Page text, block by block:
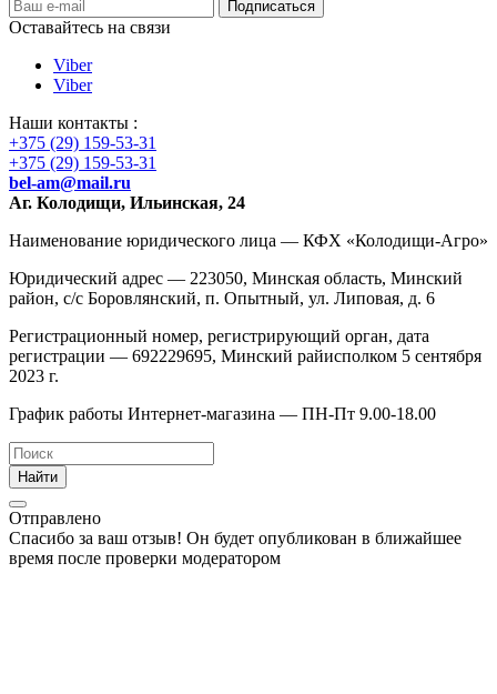
Оставайтесь на связи
Viber
Viber
Наши контакты :
+375 (29) 159-53-31
+375 (29) 159-53-31
bel-am@mail.ru
Аг. Колодищи, Ильинская, 24
Наименование юридического лица — КФХ «Колодищи-Агро»
Юридический адрес — 223050, Минская область, Минский
район, с/с Боровлянский, п. Опытный, ул. Липовая, д. 6
Регистрационный номер, регистрирующий орган, дата
регистрации — 692229695, Минский райисполком 5 сентября
2023 г.
График работы Интернет-магазина — ПН-Пт 9.00-18.00
Найти
Отправлено
Спасибо за ваш отзыв! Он будет опубликован в ближайшее
время после проверки модератором